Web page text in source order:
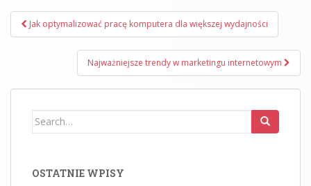
Nawigacja
wpisu
Jak optymalizować pracę komputera dla większej wydajności
Najważniejsze trendy w marketingu internetowym
Search
OSTATNIE WPISY